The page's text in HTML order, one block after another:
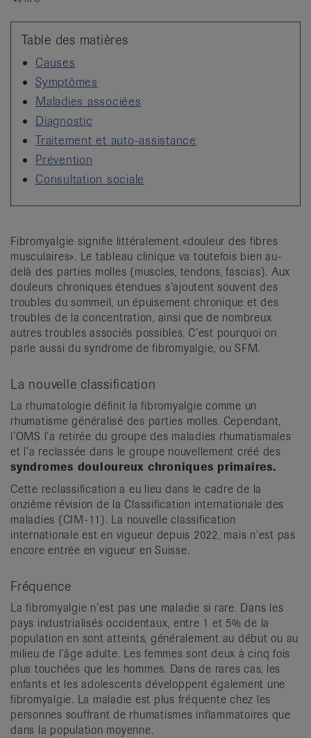
Table des matières
Causes
Symptômes
Maladies associées
Diagnostic
Traitement et auto-assistance
Prévention
Consultation sociale
Fibromyalgie signifie littéralement «douleur des fibres
musculaires». Le tableau clinique va toutefois bien au-
delà des parties molles (muscles, tendons, fascias). Aux
douleurs chroniques étendues s’ajoutent souvent des
troubles du sommeil, un épuisement chronique et des
troubles de la concentration, ainsi que de nombreux
autres troubles associés possibles. C’est pourquoi on
parle aussi du syndrome de fibromyalgie, ou SFM.
La nouvelle classification
La rhumatologie définit la fibromyalgie comme un
rhumatisme généralisé des parties molles. Cependant,
l’OMS l’a retirée du groupe des maladies rhumatismales
et l’a reclassée dans le groupe nouvellement créé des
syndromes douloureux chroniques primaires.
Cette reclassification a eu lieu dans le cadre de la
onzième révision de la Classification internationale des
maladies (CIM-11). La nouvelle classification
internationale est en vigueur depuis 2022, mais n’est pas
encore entrée en vigueur en Suisse.
Fréquence
La fibromyalgie n’est pas une maladie si rare. Dans les
pays industrialisés occidentaux, entre 1 et 5% de la
population en sont atteints, généralement au début ou au
milieu de l’âge adulte. Les femmes sont deux à cinq fois
plus touchées que les hommes. Dans de rares cas, les
enfants et les adolescents développent également une
fibromyalgie. La maladie est plus fréquente chez les
personnes souffrant de rhumatismes inflammatoires que
dans la population moyenne.